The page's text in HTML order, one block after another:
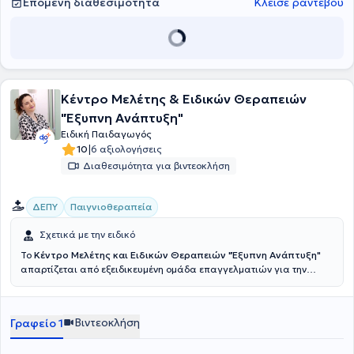
πιο σύγχρονα και ελεγμένα πρότυπα.
Κέντρο Μελέτης & Ειδικών Θεραπειών
"Έξυπνη Ανάπτυξη"
Ειδική Παιδαγωγός
10|6 αξιολογήσεις
Διαθεσιμότητα για βιντεοκλήση
ΔΕΠΥ Παιγνιοθεραπεία
Σχετικά με την ειδικό
Το Κέντρο Μελέτης και Ειδικών Θεραπειών "Έξυπνη Ανάπτυξη"
απαρτίζεται από εξειδικευμένη ομάδα επαγγελματιών για την
λογοθεραπείας, εργοθεραπείας και ειδικής αγωγής. Η Έξυπνη
εκπαίδευσης και των θεραπειών. Η αγάπη της ομάδας του κέντρου
για τα παιδιά, είναι το εφαλτήριο και η κινητήρια δύναμη για να
Γραφείο 1 Βιντεοκλήση